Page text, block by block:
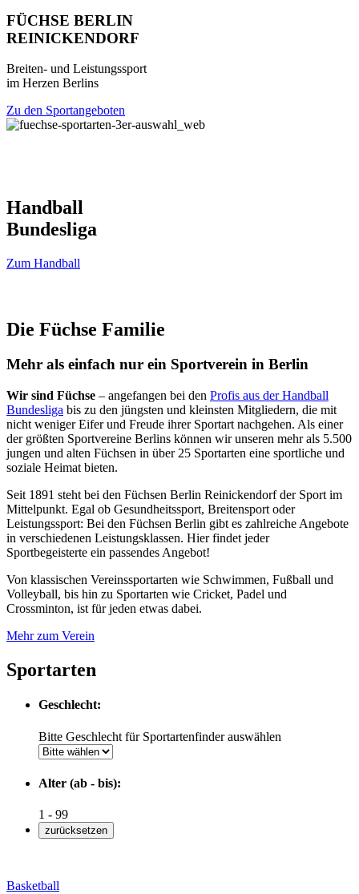
FÜCHSE BERLIN
REINICKENDORF
Breiten- und Leistungssport
im Herzen Berlins
Zu den Sportangeboten
Handball
Bundesliga
Zum Handball
Die Füchse Familie
Mehr als einfach nur ein Sportverein in Berlin
Wir sind Füchse – angefangen bei den Profis aus der Handball
Bundesliga bis zu den jüngsten und kleinsten Mitgliedern, die mit
nicht weniger Eifer und Freude ihrer Sportart nachgehen. Als einer
der größten Sportvereine Berlins können wir unseren mehr als 5.500
jungen und alten Füchsen in über 25 Sportarten eine sportliche und
soziale Heimat bieten.
Seit 1891 steht bei den Füchsen Berlin Reinickendorf der Sport im
Mittelpunkt. Egal ob Gesundheitssport, Breitensport oder
Leistungssport: Bei den Füchsen Berlin gibt es zahlreiche Angebote
in verschiedenen Leistungsklassen. Hier findet jeder
Sportbegeisterte ein passendes Angebot!
Von klassischen Vereinssportarten wie Schwimmen, Fußball und
Volleyball, bis hin zu Sportarten wie Cricket, Padel und
Crossminton, ist für jeden etwas dabei.
Mehr zum Verein
Sportarten
Geschlecht:
Bitte Geschlecht für Sportartenfinder auswählen
Alter (ab - bis):
1 - 99
Basketball